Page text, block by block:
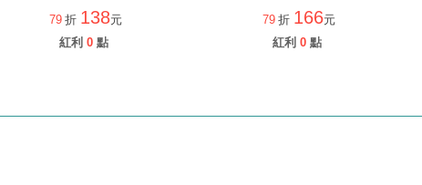
PONY
79 折 138元
紅利 0 點
BUNNY
79 折 166元
紅利 0 點